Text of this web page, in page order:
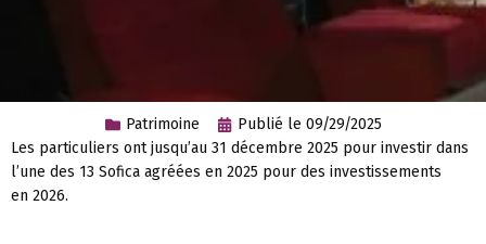
Patrimoine Publié le 09/29/2025
Les particuliers ont jusqu’au 31 décembre 2025 pour investir dans
l’une des 13 Sofica agréées en 2025 pour des investissements
en 2026.